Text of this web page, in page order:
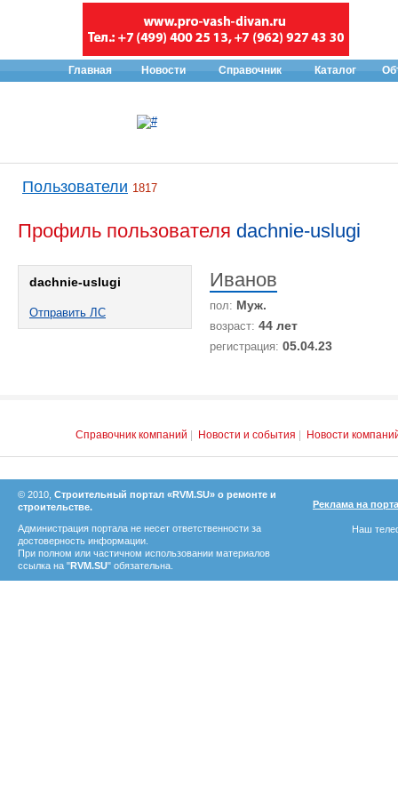
Главная Новости Справочник Каталог
Пользователи 1817
Профиль пользователя dachnie-uslugi
dachnie-uslugi
Отправить ЛС
Иванов
пол: Муж.
возраст: 44 лет
регистрация: 05.04.23
Справочник компаний Новости и события Новости
© 2010, Строительный портал «RVM.SU» о ремонте и
строительстве.
Администрация портала не несет ответственности за
достоверность информации.
При полном или частичном использовании материалов
ссылка на "RVM.SU" обязательна.
Реклама на
Наш